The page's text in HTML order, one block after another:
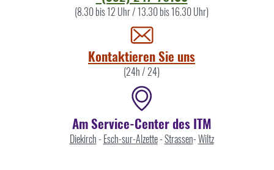
(8.30 bis 12 Uhr / 13.30 bis 16.30 Uhr)
Kontaktieren Sie uns
(24h / 24)
Am Service-Center des ITM
Diekirch- Esch-sur-Alzette-Strassen-Wiltz